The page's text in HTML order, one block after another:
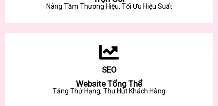
Nâng Tầm Thương Hiệu, Tối Ưu Hiệu Suất
SEO
Website Tổng Thể
Tăng Thứ Hạng, Thu Hút Khách Hàng